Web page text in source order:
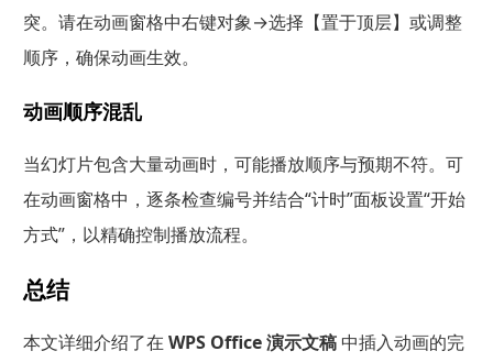
突。请在动画窗格中右键对象→选择【置于顶层】或调整
顺序，确保动画生效。
动画顺序混乱
当幻灯片包含大量动画时，可能播放顺序与预期不符。可
在动画窗格中，逐条检查编号并结合“计时”面板设置“开始
方式”，以精确控制播放流程。
总结
本文详细介绍了在 WPS Office 演示文稿中插入动画的完